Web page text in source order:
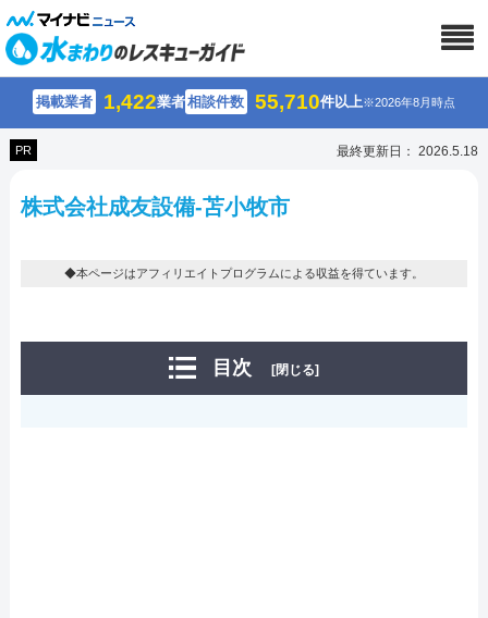
掲載業者 1,422業者相談件数 55,710件以上※2026年8月時点
PR 最終更新日： 2026.5.18
株式会社成友設備-苫小牧市
◆本ページはアフィリエイトプログラムによる収益を得ています。
目次 [閉じる]